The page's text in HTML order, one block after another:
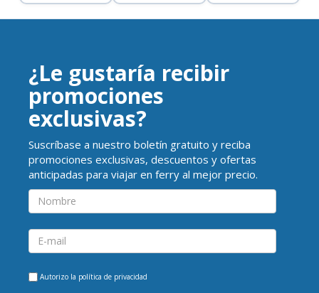
¿Le gustaría recibir
promociones
exclusivas?
Suscríbase a nuestro boletín gratuito y reciba
promociones exclusivas, descuentos y ofertas
anticipadas para viajar en ferry al mejor precio.
Autorizo la política de privacidad